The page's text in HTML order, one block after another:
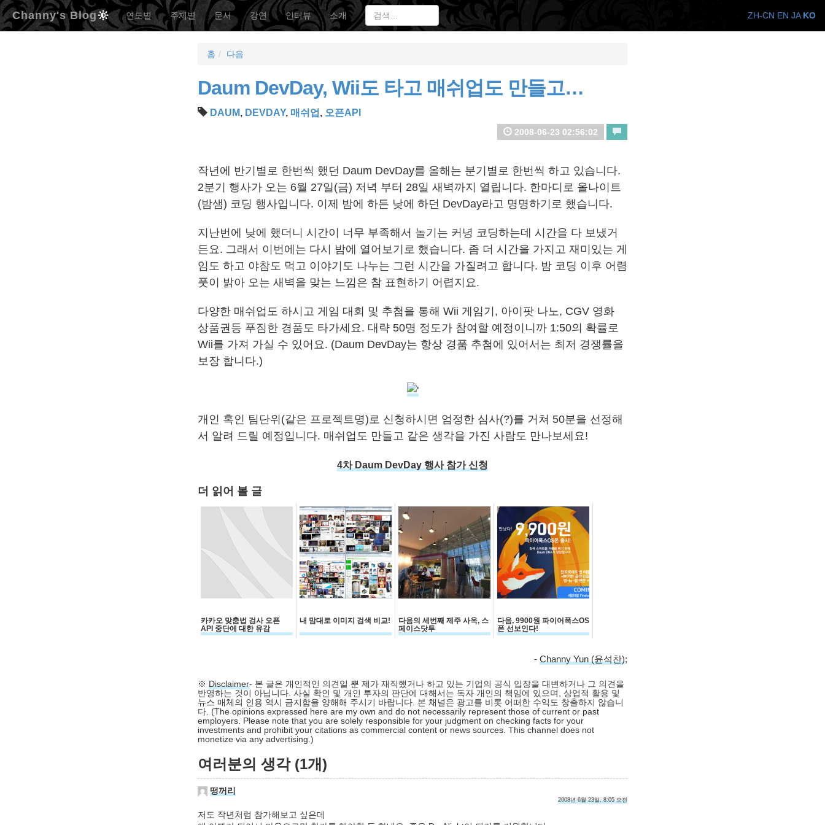
Channy's Blog 연도별 주제별 문서 강연 인터뷰 소개
홈 다음
Daum DevDay, Wii도 타고 매쉬업도 만들고…
DAUM, DEVDAY, 매쉬업 , 오픈API
2008-06-23 02:56:02
작년에 반기별로 한번씩 했던 Daum DevDay를 올해는 분기별로 한번씩 하고 있습니다.
2분기 행사가 오는 6월 27일(금) 저녁 부터 28일 새벽까지 열립니다. 한마디로 올나이트
(밤샘) 코딩 행사입니다. 이제 밤에 하든 낮에 하던 DevDay라고 명명하기로 했습니다.
지난번에 낮에 했더니 시간이 너무 부족해서 놀기는 커녕 코딩하는데 시간을 다 보냈거
든요. 그래서 이번에는 다시 밤에 열어보기로 했습니다. 좀 더 시간을 가지고 재미있는 게
임도 하고 야참도 먹고 이야기도 나누는 그런 시간을 가질려고 합니다. 밤 코딩 이후 어렴
풋이 밝아 오는 새벽을 맞는 느낌은 참 표현하기 어렵지요.
다양한 매쉬업도 하시고 게임 대회 및 추첨을 통해 Wii 게임기, 아이팟 나노, CGV 영화
상품권등 푸짐한 경품도 타가세요. 대략 50명 정도가 참여할 예정이니까 1:50의 확률로
Wii를 가져 가실 수 있어요. (Daum DevDay는 항상 경품 추첨에 있어서는 최저 경쟁률을
보장 합니다.)
개인 혹인 팀단위(같은 프로젝트명)로 신청하시면 엄정한 심사(?)를 거쳐 50분을 선정해
서 알려 드릴 예정입니다. 매쉬업도 만들고 같은 생각을 가진 사람도 만나보세요!
4차 Daum DevDay 행사 참가 신청
더 읽어 볼 글
카카오 맞춤법 검사 오픈
API 중단에 대한 유감
내 맘대로 이미지 검색 비교!
다음의 세번째 제주 사옥, 스
페이스닷투
다음, 9900원 파이어폭스OS
폰 선보인다!
- Channy Yun (윤석찬);
※ Disclaimer- 본 글은 개인적인 의견일 뿐 제가 재직했거나 하고 있는 기업의 공식 입장을 대변하거나 그 의견을
반영하는 것이 아닙니다. 사실 확인 및 개인 투자의 판단에 대해서는 독자 개인의 책임에 있으며, 상업적 활용 및
뉴스 매체의 인용 역시 금지함을 양해해 주시기 바랍니다. 본 채널은 광고를 비롯 어떠한 수익도 창출하지 않습니
다. (The opinions expressed here are my own and do not necessarily represent those of current or past
employers. Please note that you are solely responsible for your judgment on checking facts for your
investments and prohibit your citations as commercial content or news sources. This channel does not
monetize via any advertising.)
여러분의 생각 (1개)
떵꺼리
2008년 6월 23일, 8:05 오전
저도 작년처럼 참가해보고 싶은데
ZH-CN EN JA KO